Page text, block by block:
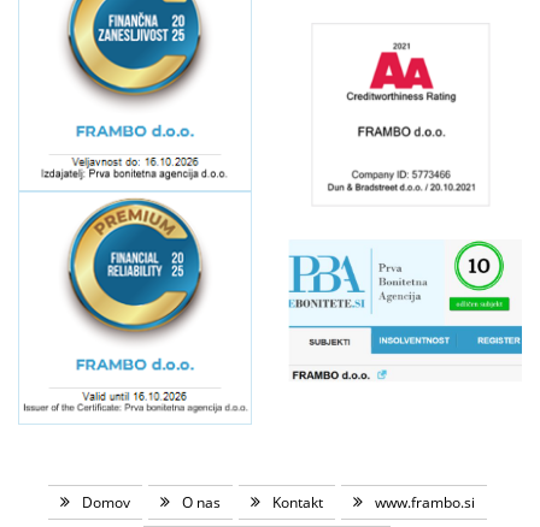
Domov O nas Kontakt www.frambo.si